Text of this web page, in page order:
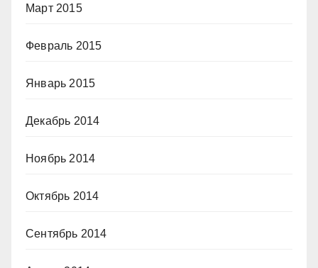
Март 2015
Февраль 2015
Январь 2015
Декабрь 2014
Ноябрь 2014
Октябрь 2014
Сентябрь 2014